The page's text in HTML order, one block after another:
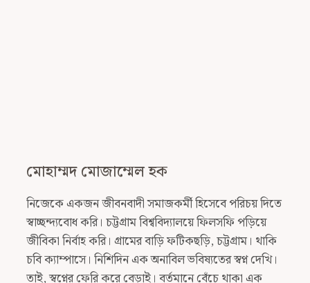
মোহাম্মদ মোজাম্মেল হক
নিজেকে একজন জীবনবাদী সমাজকর্মী হিসেবে পরিচয় দিতে
স্বাচ্ছন্দ্যবোধ করি। চট্টগ্রাম বিশ্ববিদ্যালয়ে ফিলসফি পড়িয়ে
জীবিকা নির্বাহ করি। গ্রামের বাড়ি ফটিকছড়ি, চট্টগ্রাম। থাকি
চবি ক্যাম্পাসে। নিশিদিন এক অনাবিল ভবিষ্যতের স্বপ্ন দেখি।
তাই, স্বপ্নের ফেরি করে বেড়াই। বর্তমানে বেঁচে থাকা এক